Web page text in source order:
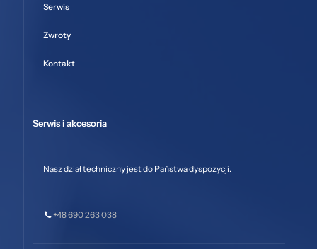
Serwis
Zwroty
Kontakt
Serwis i akcesoria
Nasz dział techniczny jest do Państwa dyspozycji.
+48 690 263 038